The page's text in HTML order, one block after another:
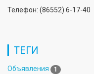
Телефон: (86552) 6-17-40
ТЕГИ
Объявления 1